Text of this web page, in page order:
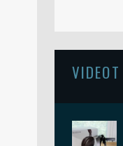
VIDEOT